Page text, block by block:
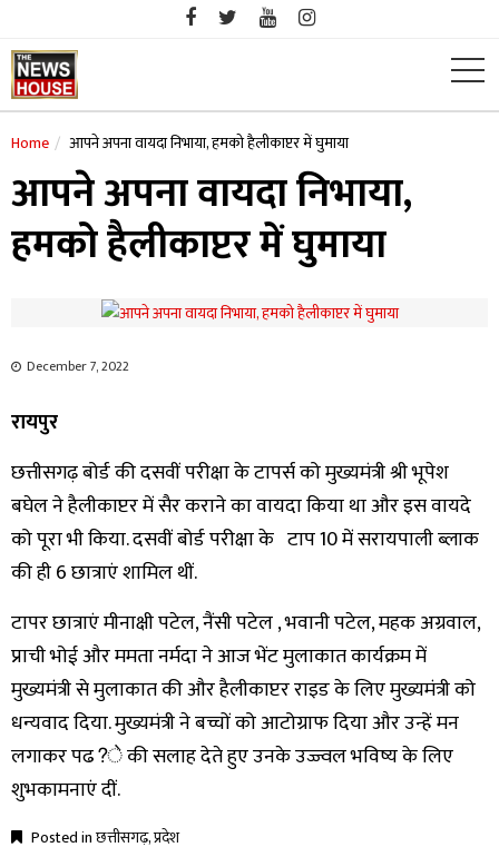
content
Home आपने अपना वायदा निभाया, हमको हैलीकाप्टर में घुमाया
आपने अपना वायदा निभाया,
हमको हैलीकाप्टर में घुमाया
December 7, 2022
रायपुर
छत्तीसगढ़ बोर्ड की दसवीं परीक्षा के टापर्स को मुख्यमंत्री श्री भूपेश
बघेल ने हैलीकाप्टर में सैर कराने का वायदा किया था और इस वायदे
को पूरा भी किया. दसवीं बोर्ड परीक्षा के टाप 10 में सरायपाली ब्लाक
की ही 6 छात्राएं शामिल थीं.
टापर छात्राएं मीनाक्षी पटेल, नैंसी पटेल , भवानी पटेल, महक अग्रवाल,
प्राची भोई और ममता नर्मदा ने आज भेंट मुलाकात कार्यक्रम में
मुख्यमंत्री से मुलाकात की और हैलीकाप्टर राइड के लिए मुख्यमंत्री को
धन्यवाद दिया. मुख्यमंत्री ने बच्चों को आटोग्राफ दिया और उन्हें मन
लगाकर पढ?े की सलाह देते हुए उनके उज्ज्वल भविष्य के लिए
शुभकामनाएं दीं.
Posted inछत्तीसगढ़,प्रदेश